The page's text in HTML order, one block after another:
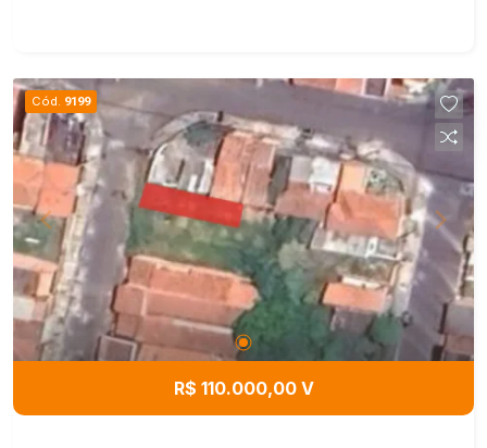
Cód. 9199
R$ 110.000,00 V